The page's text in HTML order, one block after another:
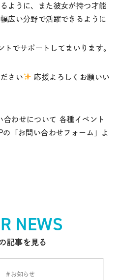
ように、また彼女が持つ才能
広い分野で活躍できるように
でサポートしてまいります。
さい
応援よろしくお願いい
合わせについて 各種イベント
「お問い合わせフォーム」よ
NEWS
記事を見る
お知らせ